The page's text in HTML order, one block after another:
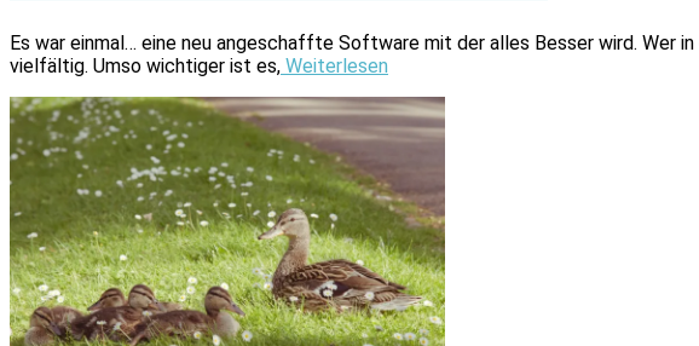
Es war einmal… eine neu angeschaffte Software mit der alles Besser wird. Wer
vielfältig. Umso wichtiger ist es, Weiterlesen